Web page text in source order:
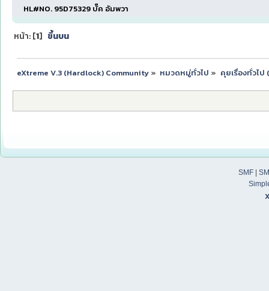
HL#NO. 95D75329 บั๊ค อัมพวา
หน้า: [1] ขึ้นบน
eXtreme V.3 (Hardlock) Community» หมวดหมู่ทั่วไป » คุยเรื่องทั่วไป
SMF|